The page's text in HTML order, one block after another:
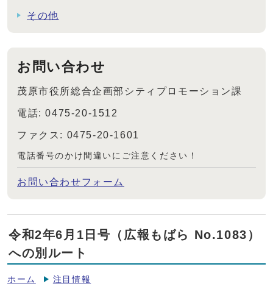
その他
お問い合わせ
茂原市役所総合企画部シティプロモーション課
電話: 0475-20-1512
ファクス: 0475-20-1601
電話番号のかけ間違いにご注意ください！
お問い合わせフォーム
令和2年6月1日号（広報もばら No.1083）
への別ルート
ホーム 注目情報